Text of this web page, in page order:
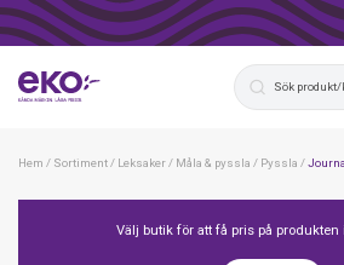
Hem / Sortiment/ Leksaker/ Måla & pyssla / Pyssla /
Välj butik för att få pris på produkten